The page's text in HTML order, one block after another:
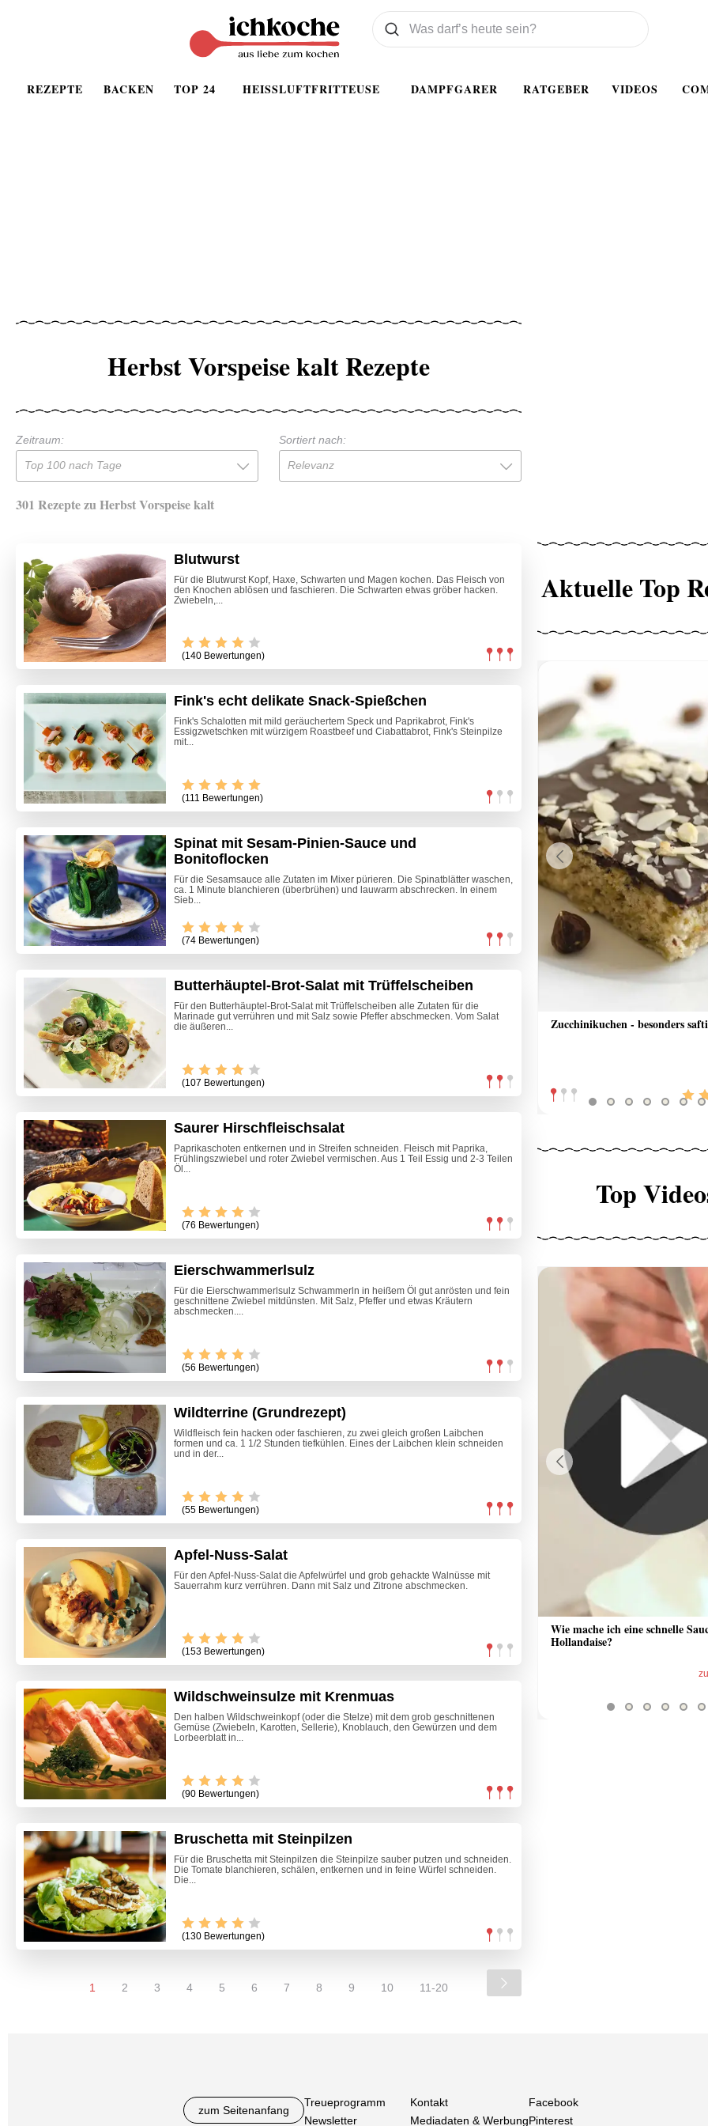
REZEPTE BACKEN TOP 24 HEISSLUFTFRITTEUSE DAMPFGARER RATGEBER VIDEOS
Was wollen Sie suchen
Suchen
Herbst Vorspeise kalt Rezepte
Zeitraum:
Top 100 nach Tage
Sortiert nach:
Relevanz
301 Rezepte zu Herbst Vorspeise kalt
Blutwurst
Für die Blutwurst Kopf, Haxe, Schwarten und Magen kochen. Das Fleisch von
den Knochen ablösen und faschieren. Die Schwarten etwas gröber hacken.
Zwiebeln,...
(140 Bewertungen)
Fink's echt delikate Snack-Spießchen
Fink's Schalotten mit mild geräuchertem Speck und Paprikabrot, Fink's
Essigzwetschken mit würzigem Roastbeef und Ciabattabrot, Fink's Steinpilze
mit...
(111 Bewertungen)
Spinat mit Sesam-Pinien-Sauce und
Bonitoflocken
Für die Sesamsauce alle Zutaten im Mixer pürieren. Die Spinatblätter waschen,
ca. 1 Minute blanchieren (überbrühen) und lauwarm abschrecken. In einem
Sieb...
(74 Bewertungen)
Butterhäuptel-Brot-Salat mit Trüffelscheiben
Für den Butterhäuptel-Brot-Salat mit Trüffelscheiben alle Zutaten für die
Marinade gut verrühren und mit Salz sowie Pfeffer abschmecken. Vom Salat
die äußeren...
(107 Bewertungen)
Saurer Hirschfleischsalat
Paprikaschoten entkernen und in Streifen schneiden. Fleisch mit Paprika,
Frühlingszwiebel und roter Zwiebel vermischen. Aus 1 Teil Essig und 2-3 Teilen
Öl...
(76 Bewertungen)
Eierschwammerlsulz
Für die Eierschwammerlsulz Schwammerln in heißem Öl gut anrösten und fein
geschnittene Zwiebel mitdünsten. Mit Salz, Pfeffer und etwas Kräutern
abschmecken....
(56 Bewertungen)
Wildterrine (Grundrezept)
Wildfleisch fein hacken oder faschieren, zu zwei gleich großen Laibchen
formen und ca. 1 1/2 Stunden tiefkühlen. Eines der Laibchen klein schneiden
und in der...
(55 Bewertungen)
Apfel-Nuss-Salat
Für den Apfel-Nuss-Salat die Apfelwürfel und grob gehackte Walnüsse mit
Sauerrahm kurz verrühren. Dann mit Salz und Zitrone abschmecken.
(153 Bewertungen)
Wildschweinsulze mit Krenmuas
Den halben Wildschweinkopf (oder die Stelze) mit dem grob geschnittenen
Gemüse (Zwiebeln, Karotten, Sellerie), Knoblauch, den Gewürzen und dem
Lorbeerblatt in...
(90 Bewertungen)
Bruschetta mit Steinpilzen
Für die Bruschetta mit Steinpilzen die Steinpilze sauber putzen und schneiden.
Die Tomate blanchieren, schälen, entkernen und in feine Würfel schneiden.
Die...
(130 Bewertungen)
1 2 3 4 5 6 7 8 9 10 11-20
Aktuelle Top
Zucchinikuchen - besonders
Erdäpfel-Zucchini-Laibchen
Previous
Top
Wie mache ich eine schnelle
Hollandaise?
Previous
zum Seitenanfang
Treueprogramm
Newsletter
Kontakt
Mediadaten & Werbung
Facebook
Pinterest